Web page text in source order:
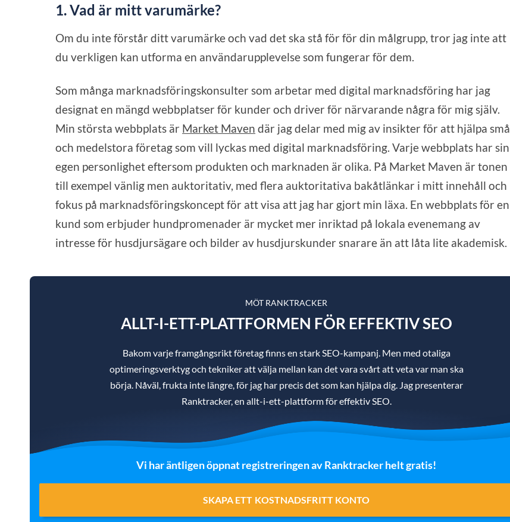
1. Vad är mitt varumärke?
Om du inte förstår ditt varumärke och vad det ska stå för för din målgrupp, tror jag inte att
du verkligen kan utforma en användarupplevelse som fungerar för dem.
Som många marknadsföringskonsulter som arbetar med digital marknadsföring har jag
designat en mängd webbplatser för kunder och driver för närvarande några för mig själv.
Min största webbplats är Market Maven där jag delar med mig av insikter för att hjälpa små
och medelstora företag som vill lyckas med digital marknadsföring. Varje webbplats har sin
egen personlighet eftersom produkten och marknaden är olika. På Market Maven är tonen
till exempel vänlig men auktoritativ, med flera auktoritativa bakåtlänkar i mitt innehåll och
fokus på marknadsföringskoncept för att visa att jag har gjort min läxa. En webbplats för en
kund som erbjuder hundpromenader är mycket mer inriktad på lokala evenemang av
intresse för husdjursägare och bilder av husdjurskunder snarare än att låta lite akademisk.
MÖT RANKTRACKER
ALLT-I-ETT-PLATTFORMEN FÖR EFFEKTIV SEO
Bakom varje framgångsrikt företag finns en stark SEO-kampanj. Men med otaliga
optimeringsverktyg och tekniker att välja mellan kan det vara svårt att veta var man ska
börja. Nåväl, frukta inte längre, för jag har precis det som kan hjälpa dig. Jag presenterar
Ranktracker, en allt-i-ett-plattform för effektiv SEO.
Vi har äntligen öppnat registreringen av Ranktracker helt gratis!
SKAPA ETT KOSTNADSFRITT KONTO